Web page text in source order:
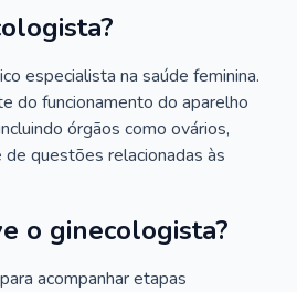
especialista na saúde feminina.
do funcionamento do aparelho
órgãos como ovários,
de questões relacionadas às
o ginecologista?
acompanhar etapas